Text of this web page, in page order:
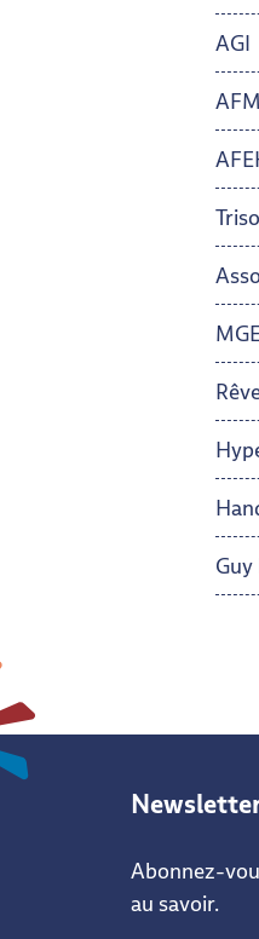
AGI
Guy
Abonnez-
au savoir.